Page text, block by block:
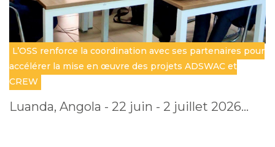
L’OSS renforce la coordination avec ses partenaires pour
accélérer la mise en œuvre des projets ADSWAC et
CREW
Luanda, Angola - 22 juin - 2 juillet 2026…